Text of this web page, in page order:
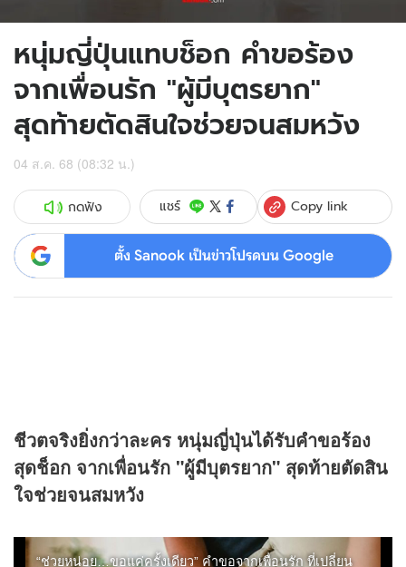
หนุ่มญี่ปุ่นแทบช็อก คำขอร้อง
จากเพื่อนรัก "ผู้มีบุตรยาก"
สุดท้ายตัดสินใจช่วยจนสมหวัง
04 ส.ค. 68 (08:32 น.)
กดฟัง แชร์ Copy link
ตั้ง Sanook เป็นข่าวโปรดบน Google
ชีวตจริงยิ่งกว่าละคร หนุ่มญี่ปุ่นได้รับคำขอร้อง
สุดช็อก จากเพื่อนรัก "ผู้มีบุตรยาก" สุดท้ายตัดสิน
ใจช่วยจนสมหวัง